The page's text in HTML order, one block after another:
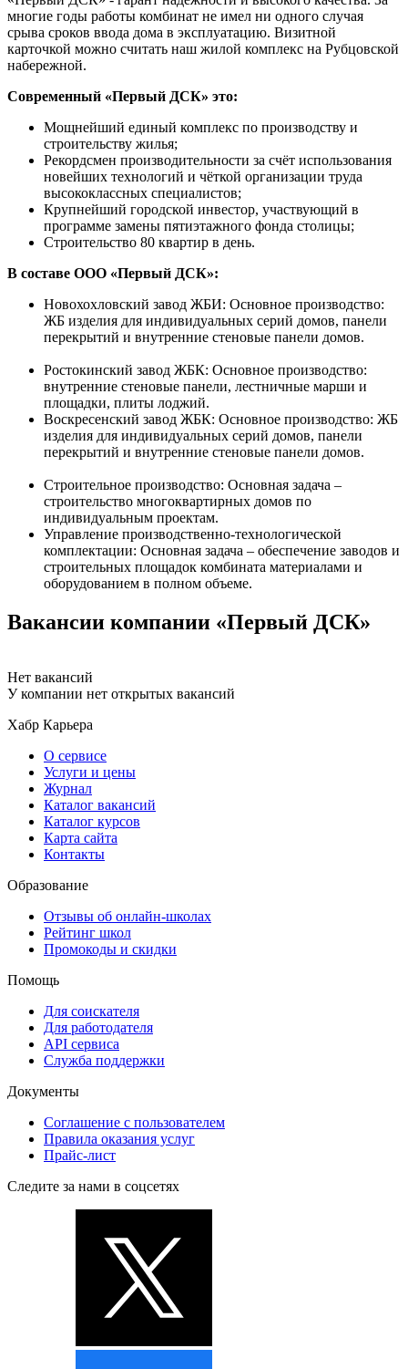
многие годы работы комбинат не имел ни одного случая
срыва сроков ввода дома в эксплуатацию. Визитной
карточкой можно считать наш жилой комплекс на Рубцовской
набережной.
Современный «Первый ДСК» это:
Мощнейший единый комплекс по производству и
строительству жилья;
Рекордсмен производительности за счёт использования
новейших технологий и чёткой организации труда
высококлассных специалистов;
Крупнейший городской инвестор, участвующий в
программе замены пятиэтажного фонда столицы;
Строительство 80 квартир в день.
В составе ООО «Первый ДСК»:
Новохохловский завод ЖБИ: Основное производство:
ЖБ изделия для индивидуальных серий домов, панели
перекрытий и внутренние стеновые панели домов.
Ростокинский завод ЖБК: Основное производство:
внутренние стеновые панели, лестничные марши и
площадки, плиты лоджий.
Воскресенский завод ЖБК: Основное производство: ЖБ
изделия для индивидуальных серий домов, панели
перекрытий и внутренние стеновые панели домов.
Строительное производство: Основная задача –
строительство многоквартирных домов по
индивидуальным проектам.
Управление производственно-технологической
комплектации: Основная задача – обеспечение заводов и
строительных площадок комбината материалами и
оборудованием в полном объеме.
Вакансии компании «Первый ДСК»
Нет вакансий
У компании нет открытых вакансий
Хабр Карьера
О сервисе
Услуги и цены
Журнал
Каталог вакансий
Каталог курсов
Карта сайта
Контакты
Образование
Отзывы об онлайн-школах
Рейтинг школ
Промокоды и скидки
Помощь
Для соискателя
Для работодателя
API сервиса
Служба поддержки
Документы
Соглашение с пользователем
Правила оказания услуг
Прайс-лист
Следите за нами в соцсетях